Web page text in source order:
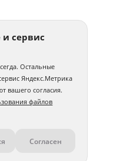
сервис
Остальные
Яндекс.Метрика
вашего согласия.
файлов
Согласен